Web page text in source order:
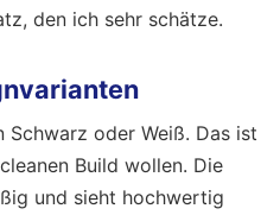
den ich sehr schätze.
Schwarz oder Weiß. Das ist
Build wollen. Die
und sieht hochwertig